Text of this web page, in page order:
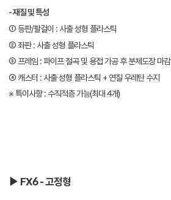
- 재질 및 특성
① 등판/팔걸이 : 사출 성형 플라스틱
② 좌판 : 사출 성형 플라스틱
③ 프레임 : 파이프 절곡 및 용접 가공 후 분체도장 마감
④ 캐스터 : 사출 성형 플라스틱 + 연질 우레탄 수지
※ 특이사항 : 수직적층 가능(최대 4개)
▶ FX6 - 고정형